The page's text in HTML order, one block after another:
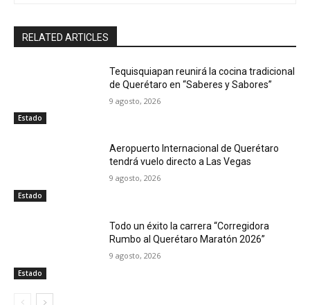
RELATED ARTICLES
Estado
Tequisquiapan reunirá la cocina tradicional
de Querétaro en “Saberes y Sabores”
9 agosto, 2026
Estado
Aeropuerto Internacional de Querétaro
tendrá vuelo directo a Las Vegas
9 agosto, 2026
Estado
Todo un éxito la carrera “Corregidora
Rumbo al Querétaro Maratón 2026”
9 agosto, 2026